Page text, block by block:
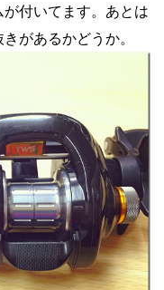
付いてます。あとは
があるかどうか。